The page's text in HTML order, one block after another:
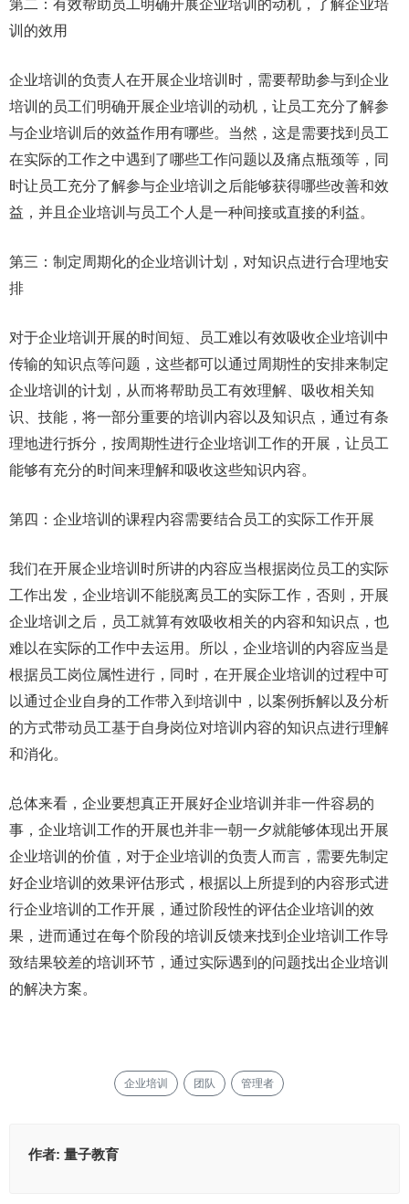
第二：有效帮助员工明确开展企业培训的动机，了解企业培
训的效用
企业培训的负责人在开展企业培训时，需要帮助参与到企业
培训的员工们明确开展企业培训的动机，让员工充分了解参
与企业培训后的效益作用有哪些。当然，这是需要找到员工
在实际的工作之中遇到了哪些工作问题以及痛点瓶颈等，同
时让员工充分了解参与企业培训之后能够获得哪些改善和效
益，并且企业培训与员工个人是一种间接或直接的利益。
第三：制定周期化的企业培训计划，对知识点进行合理地安
排
对于企业培训开展的时间短、员工难以有效吸收企业培训中
传输的知识点等问题，这些都可以通过周期性的安排来制定
企业培训的计划，从而将帮助员工有效理解、吸收相关知
识、技能，将一部分重要的培训内容以及知识点，通过有条
理地进行拆分，按周期性进行企业培训工作的开展，让员工
能够有充分的时间来理解和吸收这些知识内容。
第四：企业培训的课程内容需要结合员工的实际工作开展
我们在开展企业培训时所讲的内容应当根据岗位员工的实际
工作出发，企业培训不能脱离员工的实际工作，否则，开展
企业培训之后，员工就算有效吸收相关的内容和知识点，也
难以在实际的工作中去运用。所以，企业培训的内容应当是
根据员工岗位属性进行，同时，在开展企业培训的过程中可
以通过企业自身的工作带入到培训中，以案例拆解以及分析
的方式带动员工基于自身岗位对培训内容的知识点进行理解
和消化。
总体来看，企业要想真正开展好企业培训并非一件容易的
事，企业培训工作的开展也并非一朝一夕就能够体现出开展
企业培训的价值，对于企业培训的负责人而言，需要先制定
好企业培训的效果评估形式，根据以上所提到的内容形式进
行企业培训的工作开展，通过阶段性的评估企业培训的效
果，进而通过在每个阶段的培训反馈来找到企业培训工作导
致结果较差的培训环节，通过实际遇到的问题找出企业培训
的解决方案。
企业培训 团队 管理者
作者: 量子教育